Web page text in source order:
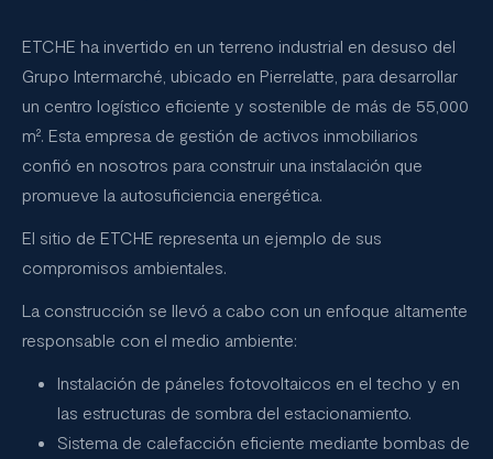
ETCHE ha invertido en un terreno industrial en desuso del
Grupo Intermarché, ubicado en Pierrelatte, para desarrollar
un centro logístico eficiente y sostenible de más de 55,000
m². Esta empresa de gestión de activos inmobiliarios
confió en nosotros para construir una instalación que
promueve la autosuficiencia energética.
El sitio de ETCHE representa un ejemplo de sus
compromisos ambientales.
La construcción se llevó a cabo con un enfoque altamente
responsable con el medio ambiente:
Instalación de páneles fotovoltaicos en el techo y en
las estructuras de sombra del estacionamiento.
Sistema de calefacción eficiente mediante bombas de